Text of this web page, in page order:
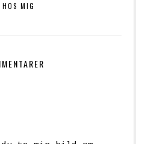
HOS MIG